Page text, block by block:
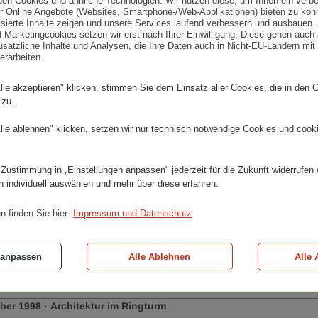
1999·Kategorie:
Architektur im Ringturm
HIMMELB(L)AU. Die Wiener
Architektur im Ringturm
und Bauten des österreichischen…
Szene Österreich.
Ausstellung der Reihe ”Architektur im Ringturm”
1998 · Kategorie:
Architektur im Ringturm
Online Angebote (Websites, Smartphone-/Web-Applikationen) bieten zu
Inhalte zeigen und unsere Services laufend verbessern und
Marketingcookies setzen wir erst nach Ihrer Einwilligung. Diese gehen auch
Inhalte und Analysen, die Ihre Daten auch in Nicht-EU-Ländern
akzeptieren" klicken, stimmen Sie dem Einsatz aller Cookies, die in den
ablehnen" klicken, setzen wir nur technisch notwendige Cookies und
in „Einstellungen anpassen" jederzeit für die Zukunft widerrufen
individuell auswählen und mehr über diese erfahren.
finden Sie hier: Impressum und Datenschutz
Alle Ablehnen Alle